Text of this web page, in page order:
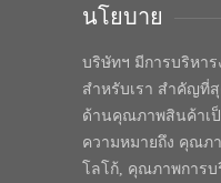
นโยบาย
บริษัทฯ มีการบริหา
สำหรับเรา สำคัญที่
ด้านคุณภาพสินค้าเ
ความหมายถึง คุณภ
โลโก้, คุณภาพการบ